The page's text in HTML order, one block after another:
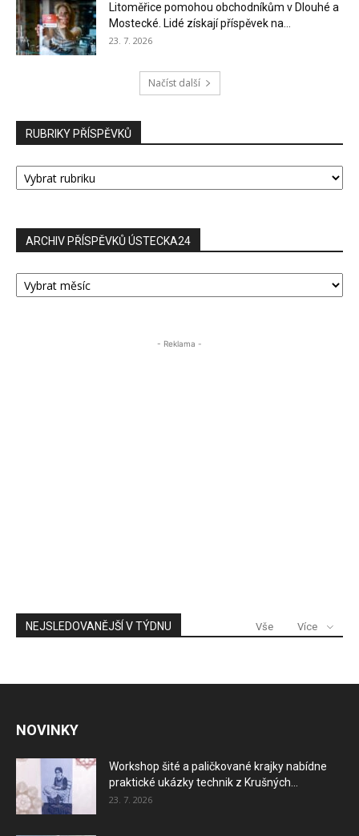
Litoměřice pomohou obchodníkům v Dlouhé a
Mostecké. Lidé získají příspěvek na...
23. 7. 2026
Načíst další
RUBRIKY PŘÍSPĚVKŮ
RUBRIKY
PŘÍSPĚVKŮ
ARCHIV PŘÍSPĚVKŮ ÚSTECKA24
ARCHIV
PŘÍSPĚVKŮ
- Reklama -
NEJSLEDOVANĚJŠÍ V TÝDNU Vše Více
NOVINKY
Workshop šité a paličkované krajky nabídne
praktické ukázky technik z Krušných...
23. 7. 2026